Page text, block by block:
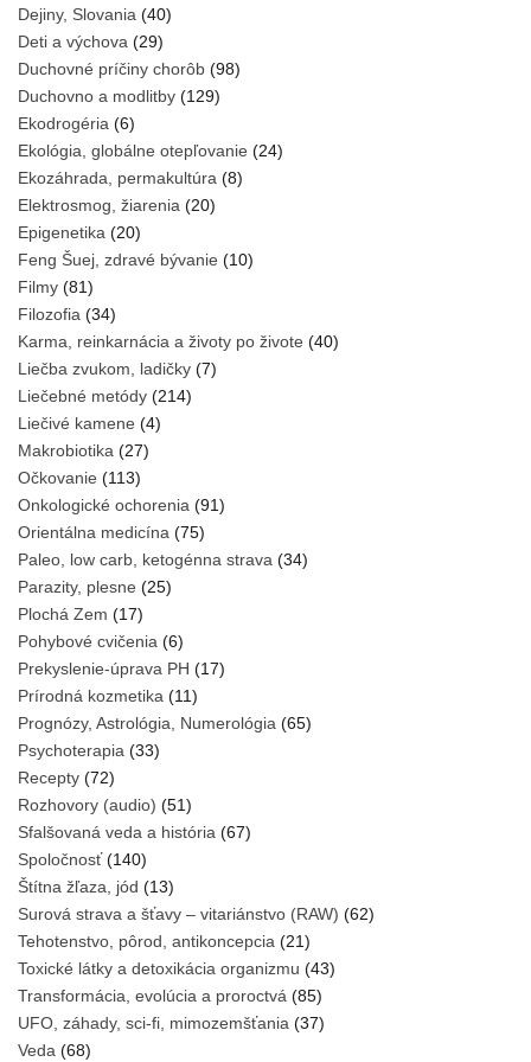
Dejiny, Slovania (40)
Deti a výchova (29)
Duchovné príčiny chorôb (98)
Duchovno a modlitby (129)
Ekodrogéria (6)
Ekológia, globálne otepľovanie (24)
Ekozáhrada, permakultúra (8)
Elektrosmog, žiarenia (20)
Epigenetika (20)
Feng Šuej, zdravé bývanie (10)
Filmy (81)
Filozofia (34)
Karma, reinkarnácia a životy po živote (40)
Liečba zvukom, ladičky (7)
Liečebné metódy (214)
Liečivé kamene (4)
Makrobiotika (27)
Očkovanie (113)
Onkologické ochorenia (91)
Orientálna medicína (75)
Paleo, low carb, ketogénna strava (34)
Parazity, plesne (25)
Plochá Zem (17)
Pohybové cvičenia (6)
Prekyslenie-úprava PH (17)
Prírodná kozmetika (11)
Prognózy, Astrológia, Numerológia (65)
Psychoterapia (33)
Recepty (72)
Rozhovory (audio) (51)
Sfalšovaná veda a história (67)
Spoločnosť(140)
Štítna žľaza, jód (13)
Surová strava a šťavy – vitariánstvo (RAW) (62)
Tehotenstvo, pôrod, antikoncepcia (21)
Toxické látky a detoxikácia organizmu (43)
Transformácia, evolúcia a proroctvá (85)
UFO, záhady, sci-fi, mimozemšťania (37)
Veda (68)